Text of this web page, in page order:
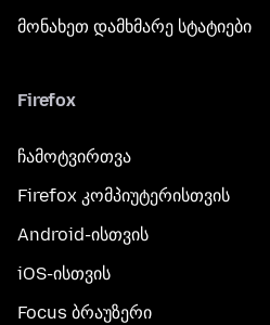
მონახეთ დამხმარე სტატიები
Firefox
ჩამოტვირთვა
Firefox კომპიუტერისთვის
Android-ისთვის
iOS-ისთვის
Focus ბრაუზერი